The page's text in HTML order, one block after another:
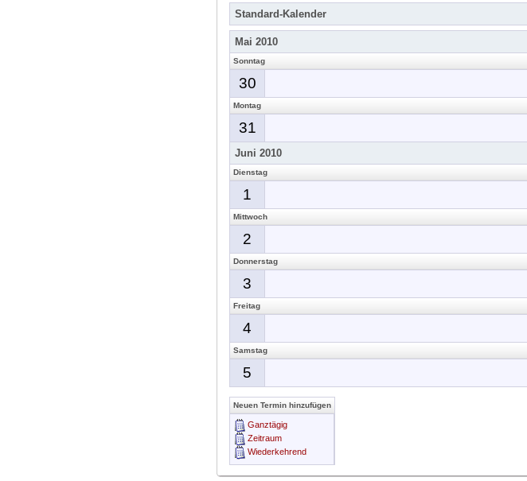
Standard-Kalender
Mai 2010
Sonntag
30
Montag
31
Juni 2010
Dienstag
1
Mittwoch
2
Donnerstag
3
Freitag
4
Samstag
5
Neuen Termin hinzufügen
Ganztägig
Zeitraum
Wiederkehrend